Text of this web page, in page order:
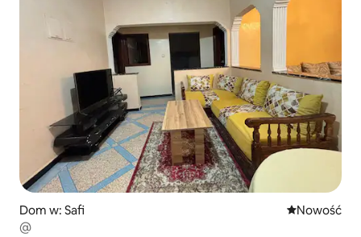
Dom w: Safi Nowe
Nowość
@